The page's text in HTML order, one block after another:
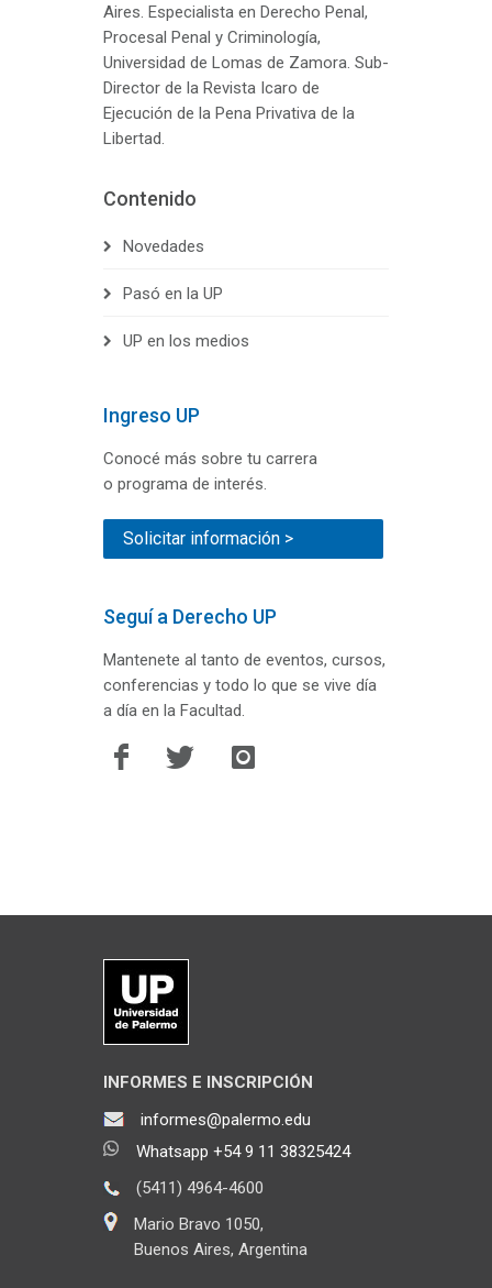
Aires. Especialista en Derecho Penal,
Procesal Penal y Criminología,
Universidad de Lomas de Zamora. Sub-
Director de la Revista Icaro de
Ejecución de la Pena Privativa de la
Libertad.
Contenido
Novedades
Pasó en la UP
UP en los medios
Ingreso UP
Conocé más sobre tu carrera
o programa de interés.
Solicitar información >
Seguí a Derecho UP
Mantenete al tanto de eventos, cursos,
conferencias y todo lo que se vive día
a día en la Facultad.
INFORMES E INSCRIPCIÓN
informes@palermo.edu
Whatsapp +54 9 11 38325424
(5411) 4964-4600
Mario Bravo 1050,
Buenos Aires, Argentina